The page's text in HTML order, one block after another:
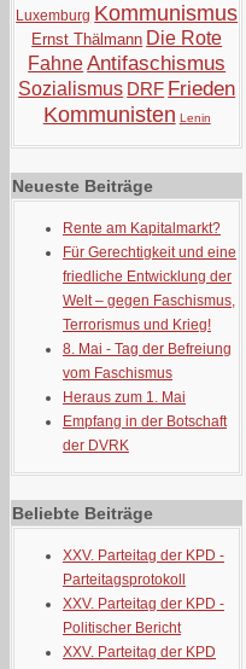
Luxemburg Kommunismus
Ernst Thälmann Die Rote
FahneAntifaschismus
Sozialismus DRF Frieden
Kommunisten Lenin
Neueste Beiträge
Rente am Kapitalmarkt?
Für Gerechtigkeit und eine
friedliche Entwicklung der
Welt – gegen Faschismus,
Terrorismus und Krieg!
8. Mai - Tag der Befreiung
vom Faschismus
Heraus zum 1. Mai
Empfang in der Botschaft
der DVRK
Beliebte Beiträge
XXV. Parteitag der KPD -
Parteitagsprotokoll
XXV. Parteitag der KPD -
Politischer Bericht
XXV. Parteitag der KPD